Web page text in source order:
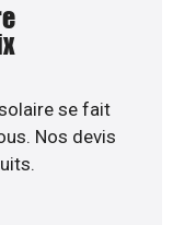
se fait
Nos devis